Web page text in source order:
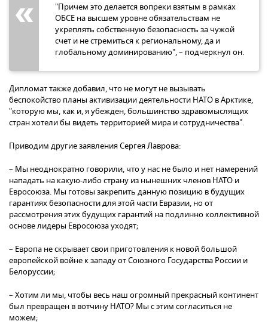
"Причем это делается вопреки взятым в рамках
ОБСЕ на высшем уровне обязательствам не
укреплять собственную безопасность за чужой
счет и не стремиться к региональному, да и
глобальному доминированию", – подчеркнул он.
Дипломат также добавил, что не могут не вызывать
беспокойство планы активизации деятельности НАТО в Арктике,
"которую мы, как и, я убежден, большинство здравомыслящих
стран хотели бы видеть территорией мира и сотрудничества".
Приводим другие заявления Сергея Лаврова:
– Мы неоднократно говорили, что у нас не было и нет намерений
нападать на какую-либо страну из нынешних членов НАТО и
Евросоюза. Мы готовы закрепить данную позицию в будущих
гарантиях безопасности для этой части Евразии, но от
рассмотрения этих будущих гарантий на подлинно коллективной
основе лидеры Евросоюза уходят;
– Европа не скрывает свои приготовления к новой большой
европейской войне к западу от Союзного Государства России и
Белоруссии;
– Хотим ли мы, чтобы весь наш огромный прекрасный континент
был превращен в вотчину НАТО? Мы с этим согласиться не
можем;